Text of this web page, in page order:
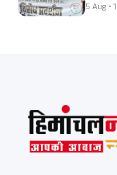
5 Aug •